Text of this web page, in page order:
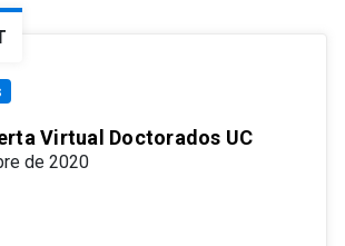
Virtual Doctorados UC
de 2020